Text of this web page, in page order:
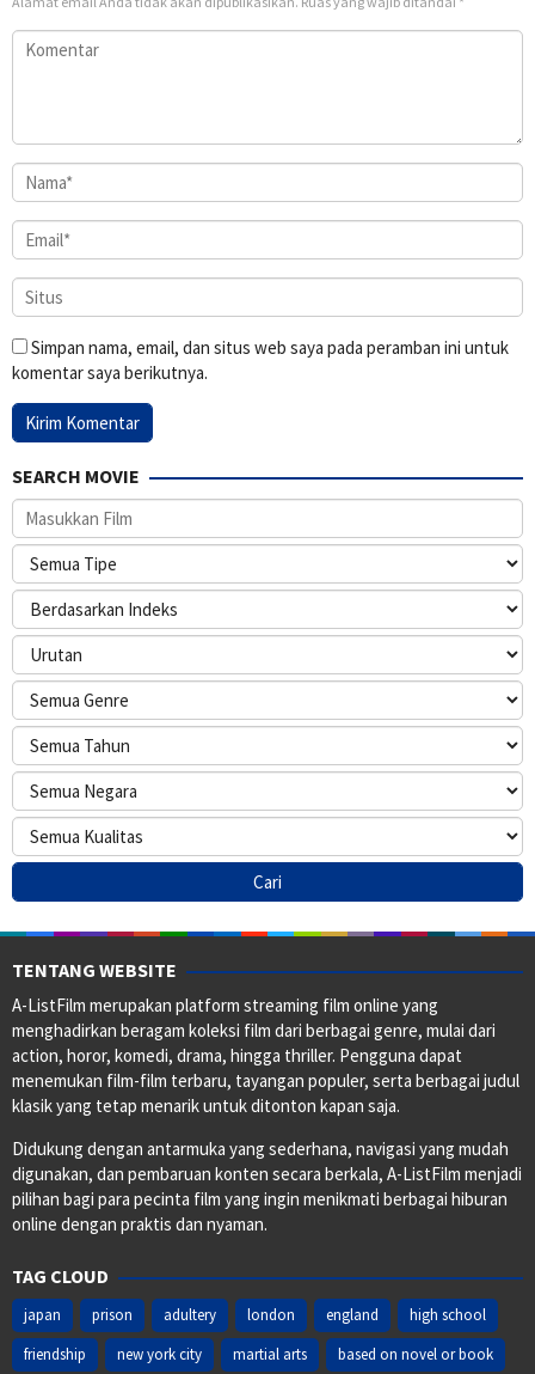
Simpan nama, email, dan situs web saya pada peramban ini untuk
komentar saya berikutnya.
SEARCH MOVIE
TENTANG WEBSITE
A-ListFilm merupakan platform streaming film online yang
menghadirkan beragam koleksi film dari berbagai genre, mulai dari
action, horor, komedi, drama, hingga thriller. Pengguna dapat
menemukan film-film terbaru, tayangan populer, serta berbagai judul
klasik yang tetap menarik untuk ditonton kapan saja.
Didukung dengan antarmuka yang sederhana, navigasi yang mudah
digunakan, dan pembaruan konten secara berkala, A-ListFilm menjadi
pilihan bagi para pecinta film yang ingin menikmati berbagai hiburan
online dengan praktis dan nyaman.
TAG CLOUD
japan prison adultery london england
high school
friendship
new york city martial arts based on novel or book